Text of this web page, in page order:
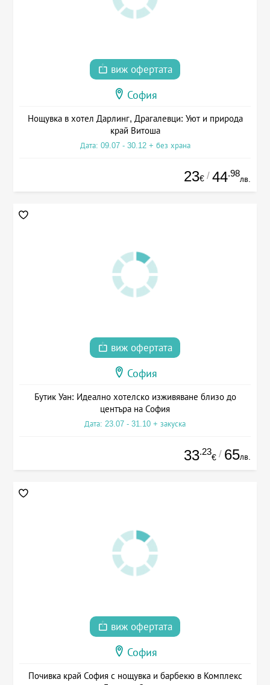
виж офертата
София
Нощувка в хотел Дарлинг, Драгалевци: Уют и природа
край Витоша
Дата: 09.07 - 30.12 + без храна
23€ / 44.98
лв.
виж офертата
София
Бутик Уан: Идеално хотелско изживяване близо до
центъра на София
Дата: 23.07 - 31.10 + закуска
33.23
€ / 65лв.
виж офертата
София
Почивка край София с нощувка и барбекю в Комплекс